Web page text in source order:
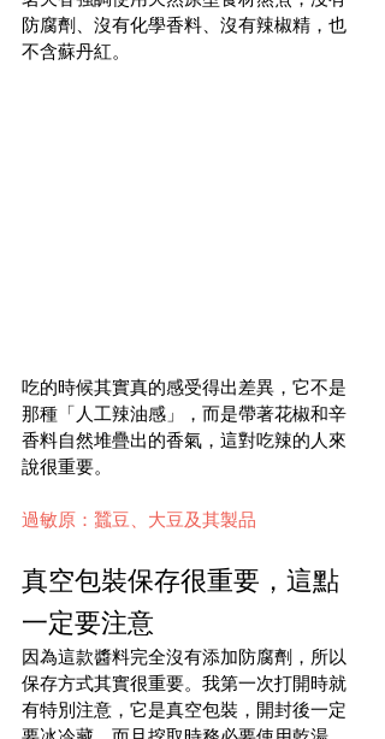
防腐劑、沒有化學香料、沒有辣椒精，也
不含蘇丹紅。
吃的時候其實真的感受得出差異，它不是
那種「人工辣油感」，而是帶著花椒和辛
香料自然堆疊出的香氣，這對吃辣的人來
說很重要。
過敏原：蠶豆、大豆及其製品
真空包裝保存很重要，這點
一定要注意
因為這款醬料完全沒有添加防腐劑，所以
保存方式其實很重要。我第一次打開時就
有特別注意，它是真空包裝，開封後一定